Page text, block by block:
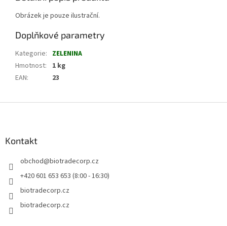
Obrázek je pouze ilustrační.
Doplňkové parametry
Kategorie: ZELENINA
Hmotnost:
1 kg
EAN: 23
Kontakt
obchod@biotradecorp.cz
+420 601 653 653 (8:00 - 16:30)
biotradecorp.cz
biotradecorp.cz